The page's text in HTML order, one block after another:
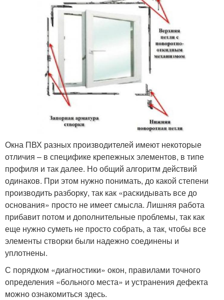
Окна ПВХ разных производителей имеют некоторые
отличия – в специфике крепежных элементов, в типе
профиля и так далее. Но общий алгоритм действий
одинаков. При этом нужно понимать, до какой степени
производить разборку, так как «раскидывать все до
основания» просто не имеет смысла. Лишняя работа
прибавит потом и дополнительные проблемы, так как
еще нужно суметь не просто собрать, а так, чтобы все
элементы створки были надежно соединены и
уплотнены.
С порядком «диагностики» окон, правилами точного
определения «больного места» и устранения дефекта
можно ознакомиться здесь.